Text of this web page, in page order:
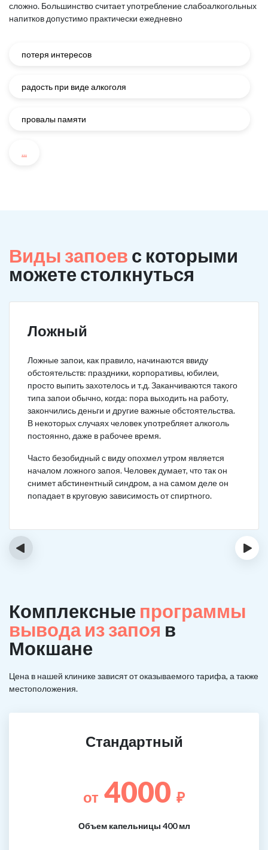
сложно. Большинство считает употребление слабоалкогольных
напитков допустимо практически ежедневно
потеря интересов
радость при виде алкоголя
провалы памяти
...
Виды запоев с которыми
можете столкнуться
Ложный
Ложные запои, как правило, начинаются ввиду
обстоятельств: праздники, корпоративы, юбилеи,
просто выпить захотелось и т.д. Заканчиваются такого
типа запои обычно, когда: пора выходить на работу,
закончились деньги и другие важные обстоятельства.
В некоторых случаях человек употребляет алкоголь
постоянно, даже в рабочее время.
Часто безобидный с виду опохмел утром является
началом ложного запоя. Человек думает, что так он
снимет абстинентный синдром, а на самом деле он
попадает в круговую зависимость от спиртного.
‹ ›
Комплексные программы
вывода из запоя в
Мокшане
Цена в нашей клинике зависят от оказываемого тарифа, а также
местоположения.
Стандартный
от 4000 ₽
Объем капельницы 400 мл